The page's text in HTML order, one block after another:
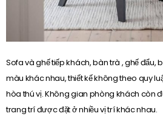
Sofa và ghế tiếp khách, bàn trà , ghế
màu khác nhau, thiết kế không theo quy
hòa thú vị. Không gian phòng khách còn
trang trí được đặt ở nhiều vị trí khác nhau.